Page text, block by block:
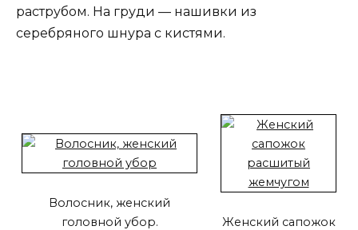
раструбом. На груди — нашивки из
серебряного шнура с кистями.
Волосник, женский
головной убор.
Женский сапожок